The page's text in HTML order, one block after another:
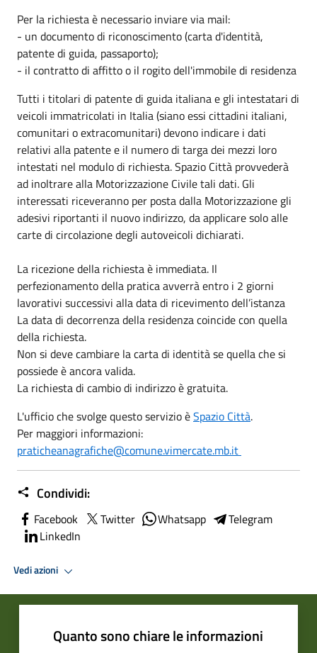
Per la richiesta è necessario inviare via mail:
- un documento di riconoscimento (carta d'identità,
patente di guida, passaporto);
- il contratto di affitto o il rogito dell'immobile di residenza
Tutti i titolari di patente di guida italiana e gli intestatari di
veicoli immatricolati in Italia (siano essi cittadini italiani,
comunitari o extracomunitari) devono indicare i dati
relativi alla patente e il numero di targa dei mezzi loro
intestati nel modulo di richiesta. Spazio Città provvederà
ad inoltrare alla Motorizzazione Civile tali dati. Gli
interessati riceveranno per posta dalla Motorizzazione gli
adesivi riportanti il nuovo indirizzo, da applicare solo alle
carte di circolazione degli autoveicoli dichiarati.
La ricezione della richiesta è immediata. Il
perfezionamento della pratica avverrà entro i 2 giorni
lavorativi successivi alla data di ricevimento dell’istanza
La data di decorrenza della residenza coincide con quella
della richiesta.
Non si deve cambiare la carta di identità se quella che si
possiede è ancora valida.
La richiesta di cambio di indirizzo è gratuita.
L'ufficio che svolge questo servizio èSpazio Città.
Per maggiori informazioni:
praticheanagrafiche@comune.vimercate.mb.it
Condividi:
Facebook Twitter Whatsapp
Telegram
LinkedIn
Vedi azioni
Quanto sono chiare le informazioni